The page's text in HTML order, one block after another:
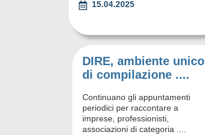
15.04.2025
DIRE, ambiente unico
di compilazione ....
Continuano gli appuntamenti
periodici per raccontare a
imprese, professionisti,
associazioni di categoria ....